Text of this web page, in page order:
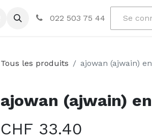
022 503 75 44 Se
Tous les produits ajowan (ajwain)
ajowan (ajwain)
CHF 33.40